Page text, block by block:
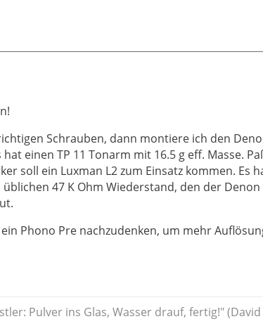
Schrauben, dann montiere ich den
hat einen TP 11 Tonarm mit 16.5 g eff. Masse.
soll ein Luxman L2 zum Einsatz kommen. Es
47 K Ohm Wiederstand, den der
Phono Pre nachzudenken, um mehr
Pulver ins Glas, Wasser drauf, fertig!" (David